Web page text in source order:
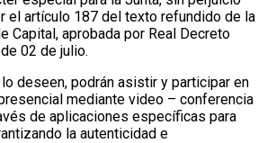
el artículo 187 del texto refundido de la
Capital, aprobada por Real Decreto
02 de julio.
deseen, podrán asistir y participar en
mediante video – conferencia
de aplicaciones específicas para
la autenticidad e